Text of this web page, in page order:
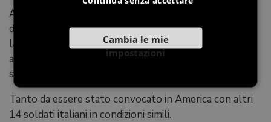
Atletica, basket, football, pesi ed altre discipline sono
diventate la sua vita da quando è tornato alla Scianna,
la caserma di Palermo dove si occupa di
amministrazione e si allena ogni giorno. Con risultati
straordinari.
Tanto da essere stato convocato in America con altri
14 soldati italiani in condizioni simili.
Cambia le mie
impostazioni